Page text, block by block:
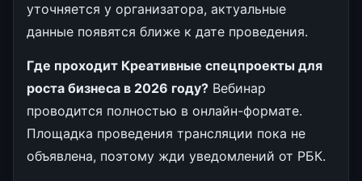
уточняется у организатора, актуальные
данные появятся ближе к дате проведения.
Где проходит Креативные спецпроекты для
роста бизнеса в 2026 году? Вебинар
проводится полностью в онлайн-формате.
Площадка проведения трансляции пока не
объявлена, поэтому жди уведомлений от РБК.